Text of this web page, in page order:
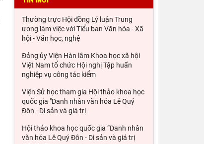
Khai mạc trưng bày “Kết nối truyền
thống, vững bước tương lai”
Thường trực Hội đồng Lý luận Trung
hội - Văn học, nghệ
Đảng ủy Viện Hàn lâm Khoa học xã hội
nghiệp vụ công tác kiểm
Viện Sử học tham gia Hội thảo khoa học
Đôn - Di sản và giá trị